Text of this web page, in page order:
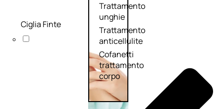
Trattamento
unghie
Trattamento
anticellulite
Cofanetti
trattamento
corpo
Ciglia Finte